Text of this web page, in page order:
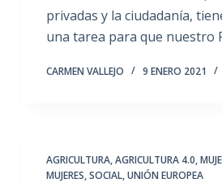
privadas y la ciudadanía,
una tarea para que nuestro
CARMEN VALLEJO 9 ENERO 2021
AGRICULTURA,AGRICULTURA 4.0,
MUJERES,SOCIAL,UNIÓN EUROPEA